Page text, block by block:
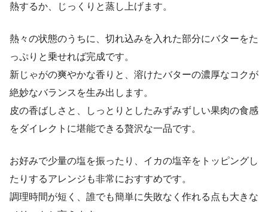
熱するか、じっくりと蒸し上げます。
熱々の状態のうちに、切れ込みを入れた部分にバターをた
っぷりと乗せれば完成です。
新じゃがの爽やかな香りと、溶けたバターの濃厚なコクが
絶妙なバランスを生み出します。
皮の香ばしさと、しっとりとしたみずみずしい果肉の食感
をダイレクトに堪能できる贅沢な一品です。
お好みで少量の塩を振ったり、イカの塩辛をトッピングし
たりするアレンジも非常におすすめです。
調理時間が短く、誰でも簡単に失敗なく作れる点も大きな